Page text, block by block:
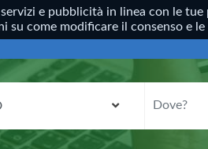
e pubblicità in linea con le tue
su come modificare il consenso e